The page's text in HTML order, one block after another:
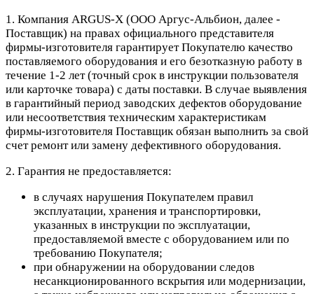
1. Компания ARGUS-X (ООО Аргус-Альбион, далее -
Поставщик) на правах официального представителя
фирмы-изготовителя гарантирует Покупателю качество
поставляемого оборудования и его безотказную работу в
течение 1-2 лет (точный срок в инструкции пользователя
или карточке товара) с даты поставки. В случае выявления
в гарантийный период заводских дефектов оборудование
или несоответствия техническим характеристикам
фирмы-изготовителя Поставщик обязан выполнить за свой
счет ремонт или замену дефективного оборудования.
2. Гарантия не предоставляется:
в случаях нарушения Покупателем правил
эксплуатации, хранения и транспортировки,
указанных в инструкции по эксплуатации,
предоставляемой вместе с оборудованием или по
требованию Покупателя;
при обнаружении на оборудовании следов
несанкционированного вскрытия или модернизации,